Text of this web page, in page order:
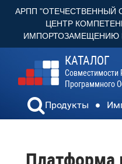
АРПП "ОТЕЧЕСТВЕННЫЙ
ЦЕНТР
ИМПОРТОЗАМЕЩЕНИЮ
КАТАЛОГ
Совместимости
Программного
Продукты